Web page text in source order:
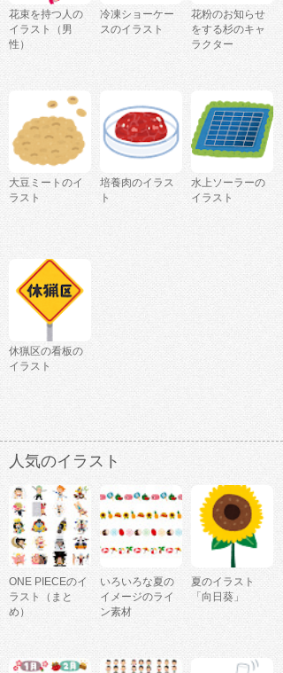
花束を持つ人の
イラスト（男
性）
冷凍ショーケー
スのイラスト
花粉のお知らせ
をする杉のキャ
ラクター
大豆ミートのイ
ラスト
培養肉のイラス
ト
水上ソーラーの
イラスト
休猟区の看板の
イラスト
人気のイラスト
ONE PIECEのイ
ラスト（まと
め）
いろいろな夏の
イメージのライ
ン素材
夏のイラスト
「向日葵」